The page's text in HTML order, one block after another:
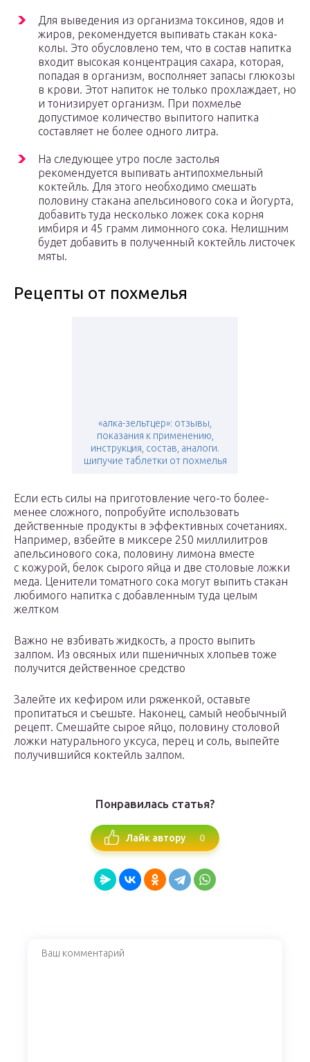
Для выведения из организма токсинов, ядов и
жиров, рекомендуется выпивать стакан кока-
колы. Это обусловлено тем, что в состав напитка
входит высокая концентрация сахара, которая,
попадая в организм, восполняет запасы глюкозы
в крови. Этот напиток не только прохлаждает, но
и тонизирует организм. При похмелье
допустимое количество выпитого напитка
составляет не более одного литра.
На следующее утро после застолья
рекомендуется выпивать антипохмельный
коктейль. Для этого необходимо смешать
половину стакана апельсинового сока и йогурта,
добавить туда несколько ложек сока корня
имбиря и 45 грамм лимонного сока. Нелишним
будет добавить в полученный коктейль листочек
мяты.
Рецепты от похмелья
«алка-зельтцер»: отзывы,
показания к применению,
инструкция, состав, аналоги.
шипучие таблетки от похмелья
Если есть силы на приготовление чего-то более-
менее сложного, попробуйте использовать
действенные продукты в эффективных сочетаниях.
Например, взбейте в миксере 250 миллилитров
апельсинового сока, половину лимона вместе
с кожурой, белок сырого яйца и две столовые ложки
меда. Ценители томатного сока могут выпить стакан
любимого напитка с добавленным туда целым
желтком
Важно не взбивать жидкость, а просто выпить
залпом. Из овсяных или пшеничных хлопьев тоже
получится действенное средство
Залейте их кефиром или ряженкой, оставьте
пропитаться и съешьте. Наконец, самый необычный
рецепт. Смешайте сырое яйцо, половину столовой
ложки натурального уксуса, перец и соль, выпейте
получившийся коктейль залпом.
Понравилась статья?
Лайк автору 0